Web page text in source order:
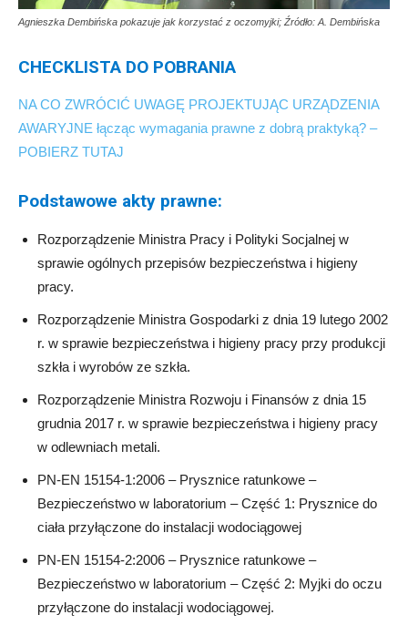
Agnieszka Dembińska pokazuje jak korzystać z oczomyjki; Źródło: A. Dembińska
CHECKLISTA DO POBRANIA
NA CO ZWRÓCIĆ UWAGĘ PROJEKTUJĄC URZĄDZENIA
AWARYJNE łącząc wymagania prawne z dobrą praktyką? –
POBIERZ TUTAJ
Podstawowe akty prawne:
Rozporządzenie Ministra Pracy i Polityki Socjalnej w
sprawie ogólnych przepisów bezpieczeństwa i higieny
pracy.
Rozporządzenie Ministra Gospodarki z dnia 19 lutego 2002
r. w sprawie bezpieczeństwa i higieny pracy przy produkcji
szkła i wyrobów ze szkła.
Rozporządzenie Ministra Rozwoju i Finansów z dnia 15
grudnia 2017 r. w sprawie bezpieczeństwa i higieny pracy
w odlewniach metali.
PN-EN 15154-1:2006 – Prysznice ratunkowe –
Bezpieczeństwo w laboratorium – Część 1: Prysznice do
ciała przyłączone do instalacji wodociągowej
PN-EN 15154-2:2006 – Prysznice ratunkowe –
Bezpieczeństwo w laboratorium – Część 2: Myjki do oczu
przyłączone do instalacji wodociągowej.